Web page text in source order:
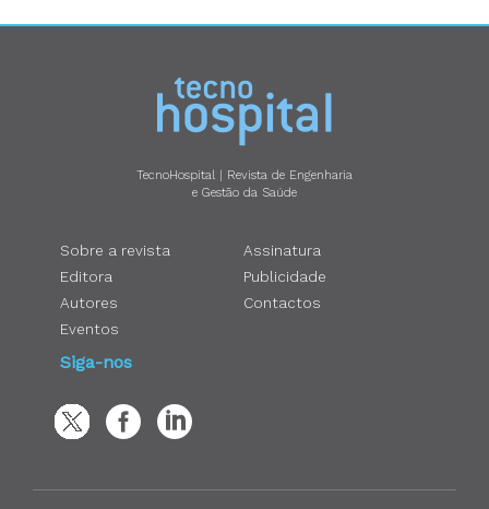
TecnoHospital | Revista de Engenharia
e Gestão da Saúde
Sobre a revista
Editora
Autores
Eventos
Assinatura
Publicidade
Contactos
Siga-nos